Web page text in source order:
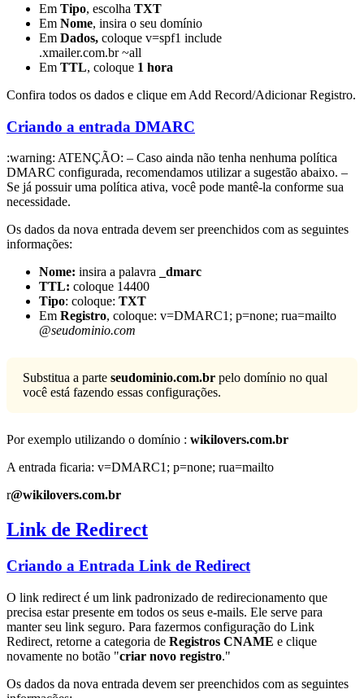
Em Tipo, escolha TXT
Em Nome, insira o seu domínio
Em Dados, coloque v=spf1 include
.xmailer.com.br ~all
Em TTL, coloque 1 hora
Confira todos os dados e clique em Add Record/Adicionar Registro.
Criando a entrada DMARC
:warning: ATENÇÃO: – Caso ainda não tenha nenhuma política
DMARC configurada, recomendamos utilizar a sugestão abaixo. –
Se já possuir uma política ativa, você pode mantê-la conforme sua
necessidade.
Os dados da nova entrada devem ser preenchidos com as seguintes
informações:
Nome: insira a palavra
_dmarc
TTL: coloque 14400
Tipo: coloque: TXT
Em Registro, coloque: v=DMARC1; p=none; rua=mailto
@seudominio.com
Substitua a parte seudominio.com.br pelo domínio no qual
você está fazendo essas configurações.
Por exemplo utilizando o domínio : wikilovers.com.br
A entrada ficaria: v=DMARC1; p=none; rua=mailto
r@wikilovers.com.br
Link de Redirect
Criando a Entrada Link de Redirect
O link redirect é um link padronizado de redirecionamento que
precisa estar presente em todos os seus e-mails. Ele serve para
manter seu link seguro. Para fazermos configuração do Link
Redirect, retorne a categoria de Registros CNAME e clique
novamente no botão "criar novo registro."
Os dados da nova entrada devem ser preenchidos com as seguintes